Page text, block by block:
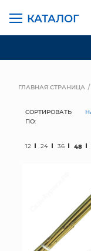
КАТАЛОГ
ГЛАВНАЯ СТРАНИЦА
СОРТИРОВАТЬ
ПО:
12 24 36 48